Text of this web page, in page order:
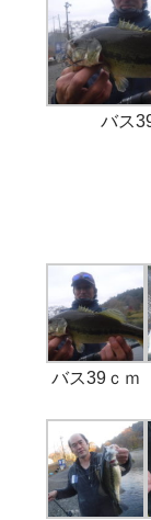
バス
バス39ｃｍ